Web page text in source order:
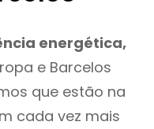
energética,
e Barcelos
que estão na
cada vez mais